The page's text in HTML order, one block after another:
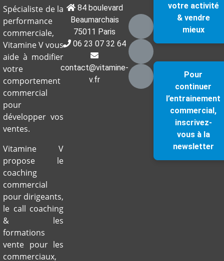
Spécialiste de la
performance
commerciale,
Vitamine V vous
aide à modifier
votre
comportement
commercial
pour
développer vos
ventes.
Vitamine V
propose le
coaching
commercial
pour dirigeants,
le call coaching
& les
formations
vente pour les
commerciaux,
84 boulevard
Beaumarchais
75011 Paris
06 23 07 32 64
contact@vitamine-
v.fr
votre activité
& vendre
mieux
Pour
continuer
l’entrainement
commercial,
inscrivez-
vous à la
newsletter